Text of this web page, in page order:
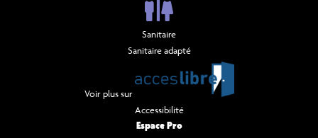
Sanitaire
Sanitaire adapté
Voir plus sur
Accessibilité
Espace Pro